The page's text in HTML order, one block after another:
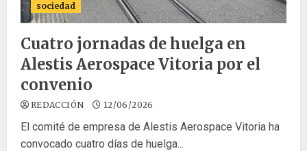
sociedad
Cuatro jornadas de huelga en
Alestis Aerospace Vitoria por el
convenio
REDACCIÓN 12/06/2026
El comité de empresa de Alestis Aerospace Vitoria ha
convocado cuatro días de huelga...